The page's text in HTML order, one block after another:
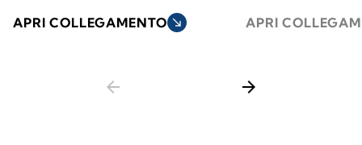
APRI COLLEGAMENTO south_east APRI
arrow_back arrow_forward